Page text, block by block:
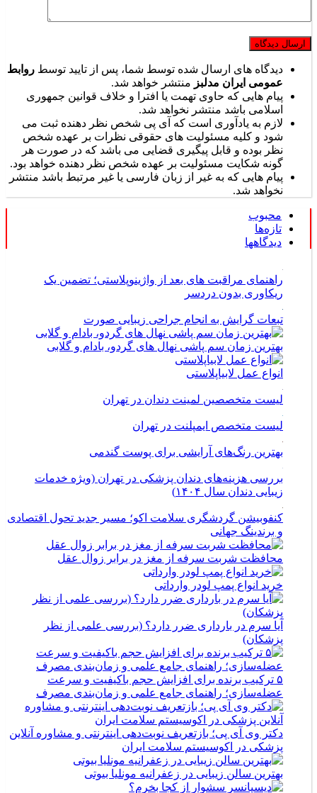
دیدگاه های ارسال شده توسط شما، پس از تایید توسط روابط
عمومی ایران مدلبز منتشر خواهد شد.
پیام هایی که حاوی تهمت یا افترا و خلاف قوانین جمهوری
اسلامی باشد منتشر نخواهد شد.
لازم به یادآوری است که آی پی شخص نظر دهنده ثبت می
شود و کلیه مسئولیت های حقوقی نظرات بر عهده شخص
نظر بوده و قابل پیگیری قضایی می باشد که در صورت هر
گونه شکایت مسئولیت بر عهده شخص نظر دهنده خواهد بود.
پیام هایی که به غیر از زبان فارسی یا غیر مرتبط باشد منتشر
نخواهد شد.
محبوب
تازه‌ها
دیدگاهها
راهنمای مراقبت های بعد از واژینوپلاستی؛ تضمین یک
ریکاوری بدون دردسر
تبعات گرایش به انجام جراحی زیبایی صورت
بهترین زمان سم پاشی نهال های گردو، بادام و گلابی
انواع عمل لابیاپلاستی
لیست متخصصین لمینت دندان در تهران
لیست متخصص ایمپلنت در تهران
بهترین رنگ‌های آرایشی برای پوست گندمی
بررسی هزینه‌های دندان پزشکی در تهران (ویژه خدمات
زیبایی دندان سال ۱۴۰۴)
کنفوبیشن گردشگری سلامت اکو؛ مسیر جدید تحول اقتصادی
و برندینگ جهانی
محافظت شربت سرفه از مغز در برابر زوال عقل
خرید انواع پمپ لودر وارداتی
آیا سرم در بارداری ضرر دارد؟ (بررسی علمی از نظر
پزشکان)
۵ ترکیب برنده برای افزایش حجم باکیفیت و سرعت
عضله‌سازی؛ راهنمای جامع علمی و زمان‌بندی مصرف
دکتر وی آی پی؛ بازتعریف نوبت‌دهی اینترنتی و مشاوره آنلاین
پزشکی در اکوسیستم سلامت ایران
بهترین سالن زیبایی در زعفرانیه مونلیا بیوتی